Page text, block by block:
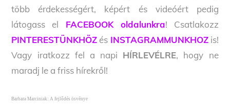
több érdekességért, képért és videóért pedig
látogass el FACEBOOK oldalunkra! Csatlakozz
PINTERESTÜNKHÖZ és INSTAGRAMMUNKHOZis!
Vagy iratkozz fel a napi HÍRLEVÉLRE, hogy ne
maradj le a friss hírekről!
Barbara Marciniak: A fejlődés ösvénye